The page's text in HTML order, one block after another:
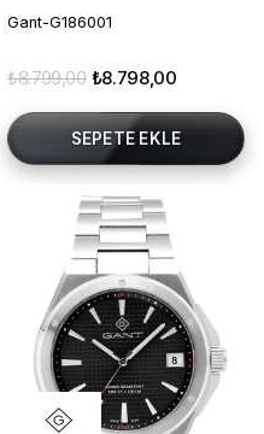
Gant-G186001
₺8.798,00
₺8.799,00
SEPETE EKLE